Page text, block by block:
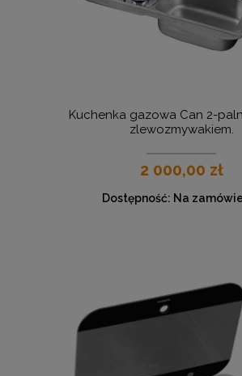
Kuchenka gazowa Can 2-
zlewozmywakiem.
2 000,00 zł
Dostępność: Na